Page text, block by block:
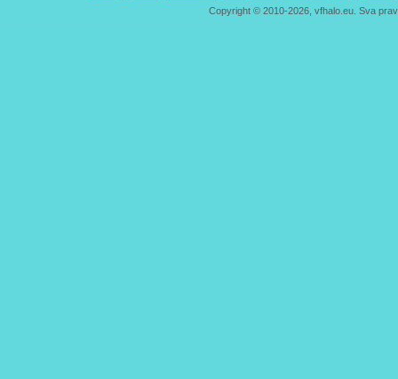
Copyright © 2010-2026, vfhalo.eu. Sva